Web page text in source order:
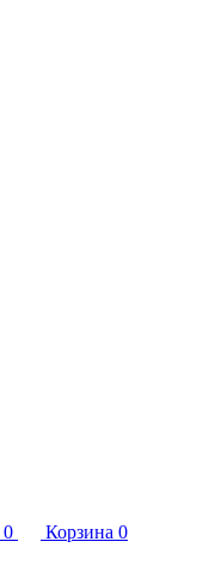
0 Корзина 0